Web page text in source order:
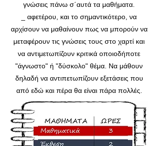
γνώσεις πάνω σ΄αυτά τα μαθήματα.
_ αφετέρου, και το σημαντικότερο, να
αρχίσουν να μαθαίνουν πως να μπορούν να
μεταφέρουν τις γνώσεις τους στο χαρτί και
να αντιμετωπίζουν κριτικά οποιοδήποτε
"άγνωστο" ή "δύσκολο" θέμα. Να μάθουν
δηλαδή να αντιπετωπίζουν εξετάσεις που
από εδώ και πέρα θα είναι πάρα πολλές.